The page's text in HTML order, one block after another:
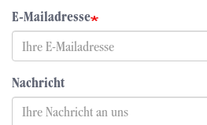
E-Mailadresse
Nachricht